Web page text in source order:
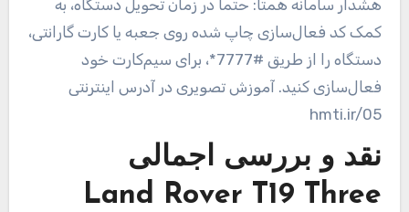
هشدار سامانه همتا: حتما در زمان تحویل دستگاه، به
کمک کد فعال‌سازی چاپ شده روی جعبه یا کارت گارانتی،
دستگاه را از طریق #7777*، برای سیم‌کارت خود
فعال‌سازی کنید. آموزش تصویری در آدرس اینترنتی
hmti.ir/05
نقد و بررسی اجمالی
Land Rover T19 Three